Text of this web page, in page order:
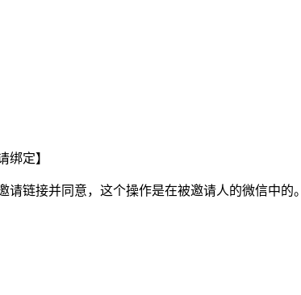
绑定】
链接并同意，这个操作是在被邀请人的微信中的。